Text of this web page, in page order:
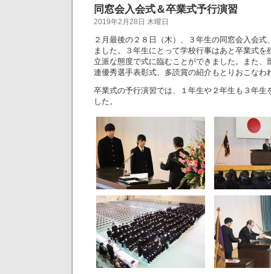
同窓会入会式＆卒業式予行演習
2019年2月28日 木曜日
２月最後の２８日（木）、３年生の同窓会入会式
ました。３年生にとって学校行事はあと卒業式を
立派な態度で式に臨むことができました。また、
連優秀選手表彰式、多読賞の紹介もとりおこなわ
卒業式の予行演習では、１年生や２年生も３年生
した。